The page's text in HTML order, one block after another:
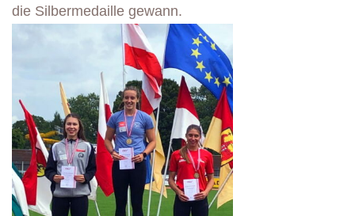
die Silbermedaille gewann.